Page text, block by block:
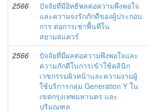
2566
ปัจจัยที่มีอิทธิพลต่อความพึงพอใจ
และความจงรักภักดีของผู้ประกอบ
การ ต่อการเช่าพื้นที่ใน
สยามสแควร์
2566
ปัจจัยที่มีผลต่อความพึงพอใจและ
ความภักดีในการเข้าใช้คลินิก
เวชกรรมผิวหน้าและความงามผู้
ใช้บริการกลุ่ม Generation Y ใน
เขตกรุงเทพมหานคร และ
ปริมณฑล